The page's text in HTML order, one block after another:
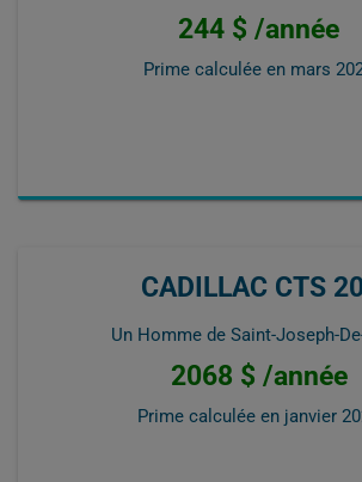
244 $ /année
Prime calculée en mars
CADILLAC CTS
Un Homme de Saint-Joseph-
2068 $ /année
Prime calculée en janvier